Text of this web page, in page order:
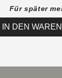
Für später
IN DEN